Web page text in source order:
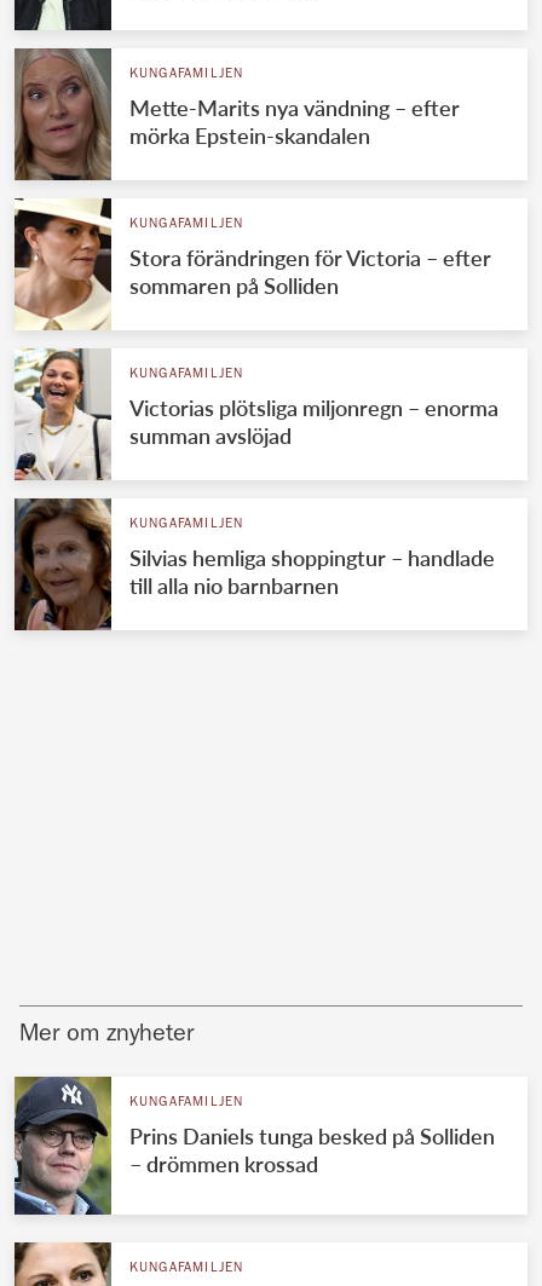
KUNGAFAMILJEN
Mette-Marits nya vändning – efter
mörka Epstein-skandalen
KUNGAFAMILJEN
Stora förändringen för Victoria – efter
sommaren på Solliden
KUNGAFAMILJEN
Victorias plötsliga miljonregn – enorma
summan avslöjad
KUNGAFAMILJEN
Silvias hemliga shoppingtur – handlade
till alla nio barnbarnen
Mer om znyheter
KUNGAFAMILJEN
Prins Daniels tunga besked på Solliden
– drömmen krossad
KUNGAFAMILJEN